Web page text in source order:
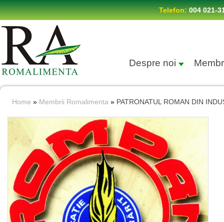
Telefon:004 021-
Despre noi
Home » Membrii Romalimenta » PATRONATUL ROMAN DIN